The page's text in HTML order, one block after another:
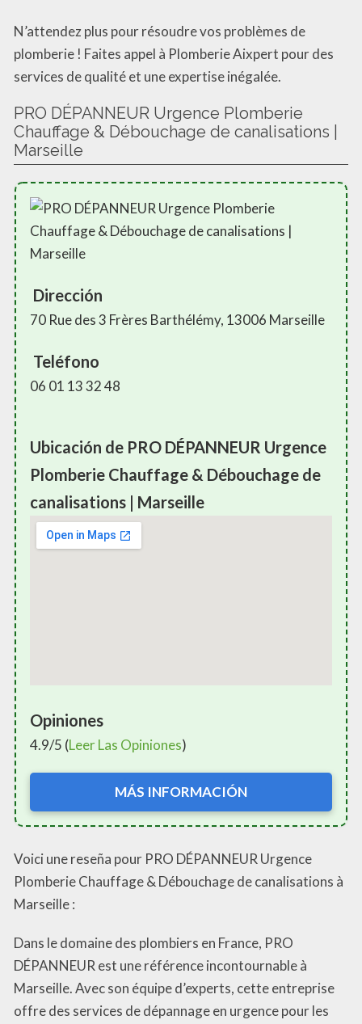
N’attendez plus pour résoudre vos problèmes de
plomberie ! Faites appel à Plomberie Aixpert pour des
services de qualité et une expertise inégalée.
PRO DÉPANNEUR Urgence Plomberie
Chauffage & Débouchage de canalisations |
Marseille
Dirección
70 Rue des 3 Frères Barthélémy, 13006 Marseille
Teléfono
06 01 13 32 48
Ubicación de PRO DÉPANNEUR Urgence
Plomberie Chauffage & Débouchage de
canalisations | Marseille
Opiniones
4.9/5 (Leer Las Opiniones)
MÁS INFORMACIÓN
Voici une reseña pour PRO DÉPANNEUR Urgence
Plomberie Chauffage & Débouchage de canalisations à
Marseille :
Dans le domaine des plombiers en France, PRO
DÉPANNEUR est une référence incontournable à
Marseille. Avec son équipe d’experts, cette entreprise
offre des services de dépannage en urgence pour les